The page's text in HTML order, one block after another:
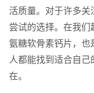
活质量。对于许多关
尝试的选择。在我
氨糖软骨素钙片，也
人都能找到适合自
在。